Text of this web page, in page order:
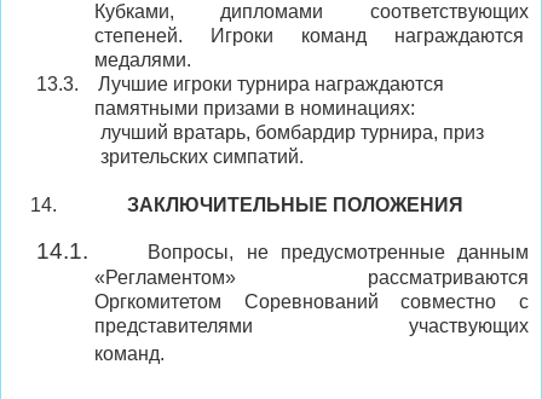
Кубками, дипломами соответствующих
степеней. Игроки команд награждаются
медалями.
13.3.
Лучшие игроки турнира награждаются
памятными призами в номинациях:
лучший вратарь, бомбардир турнира, приз
зрительских симпатий.
ЗАКЛЮЧИТЕЛЬНЫЕ ПОЛОЖЕНИЯ
14.1.
Вопросы, не предусмотренные данным
«Регламентом» рассматриваются
Оргкомитетом Соревнований совместно с
представителями участвующих
команд.